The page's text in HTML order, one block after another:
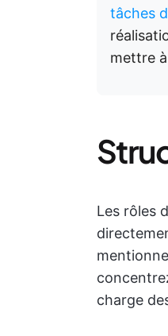
tâches
mettre
Les rôles
charge